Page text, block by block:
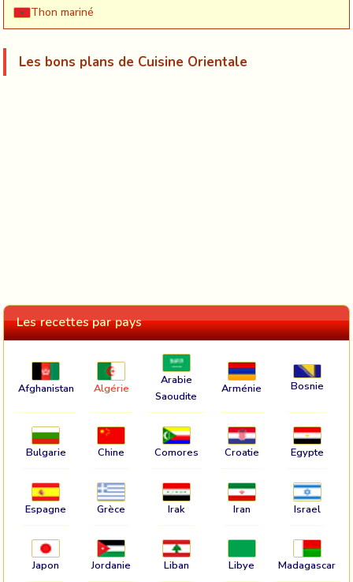
Thon mariné
Les bons plans de Cuisine Orientale
Les recettes par pays
Afghanistan Algérie
Arabie
Saoudite
Arménie Bosnie
Bulgarie Chine Comores Croatie Egypte
Espagne Grèce Irak Iran Israel
Japon Jordanie Liban Libye Madagascar